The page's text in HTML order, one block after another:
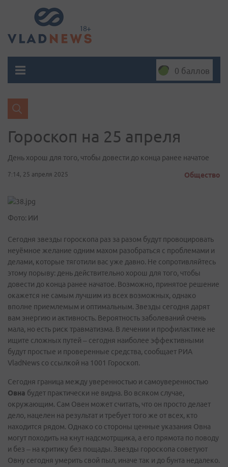
0 баллов
Гороскоп на 25 апреля
День хорош для того, чтобы довести до конца ранее начатое
7:14, 25 апреля 2025 Общество
Фото: ИИ
Сегодня звезды гороскопа раз за разом будут провоцировать
неуёмное желание одним махом разобраться с проблемами и
делами, которые тяготили вас уже давно. Не сопротивляйтесь
этому порыву: день действительно хорош для того, чтобы
довести до конца ранее начатое. Возможно, принятое решение
окажется не самым лучшим из всех возможных, однако
вполне приемлемым и оптимальным. Звезды сегодня дарят
вам энергию и активность. Вероятность заболеваний очень
мала, но есть риск травматизма. В лечении и профилактике не
ищите сложных путей – сегодня наиболее эффективными
будут простые и проверенные средства, сообщает РИА
VladNews со ссылкой на 1001 Гороскоп.
Сегодня граница между уверенностью и самоуверенностью
Овна будет практически не видна. Во всяком случае,
окружающим. Сам Овен может считать, что он просто делает
дело, нацелен на результат и требует того же от всех, кто
находится рядом. Однако со стороны ценные указания Овна
могут походить на кнут надсмотрщика, а его прямота по поводу
и без – на критику без пощады. Звезды гороскопа советуют
Овну сегодня умерить свой пыл, иначе так и до бунта недалеко.